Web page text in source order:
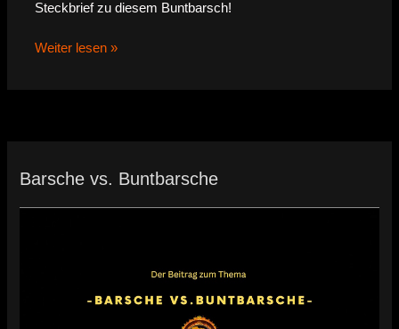
Steckbrief zu diesem Buntbarsch!
Weiter lesen »
Barsche vs. Buntbarsche